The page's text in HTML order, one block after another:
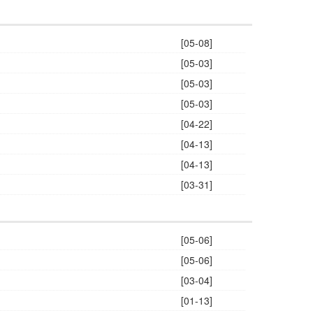
[05-08]
[05-03]
[05-03]
[05-03]
[04-22]
[04-13]
[04-13]
[03-31]
[05-06]
[05-06]
[03-04]
[01-13]